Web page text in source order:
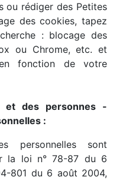
ou rédiger des Petites
des cookies, tapez
: blocage des
ou Chrome, etc. et
fonction de votre
et des personnes -
:
personnelles sont
la loi n° 78-87 du 6
801 du 6 août 2004,